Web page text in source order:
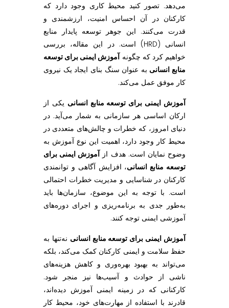
س
ی
می‌دهد. تصور کنید محیط کاری وجود دارد که
کارکنان در آن احساس امنیت، ارزشمندی و
قدرت می‌کنند. این جوهر توسعه پایدار منابع
انسانی (HRD) است. در این مقاله، بررسی
خواهیم کرد که چگونهآموزش ایمنی برای توسعه
منابع انسانی به عنوان سنگ بنای ایجاد یک نیروی
کار موفق عمل می‌کند.
آموزش ایمنی برای توسعه منابع انسانی یکی از
ارکان اساسی هر سازمانی به شمار می‌آید. در
دنیای امروز، که خطرات و چالش‌های متعددی در
محیط کار وجود دارد، اهمیت این نوع آموزش به
وضوح نمایان است. هدف ازآموزش ایمنی برای
توسعه منابع انسانی، افزایش آگاهی و توانمندی
کارکنان در شناسایی و مدیریت خطرات احتمالی
است. با توجه به این موضوع، سازمان‌ها باید
به‌طور جدی به برنامه‌ریزی و اجرای دوره‌های
آموزشی ایمنی توجه کنند.
آموزش ایمنی برای توسعه منابع انسانی نه‌تنها به
حفظ سلامت و ایمنی کارکنان کمک می‌کند، بلکه
می‌تواند به بهبود بهره‌وری و کاهش هزینه‌های
ناشی از حوادث و آسیب‌ها نیز منجر شود.
کارکنانی که در زمینه ایمنی آموزش دیده‌اند،
قادرند با استفاده از مهارت‌های خود، محیط کار